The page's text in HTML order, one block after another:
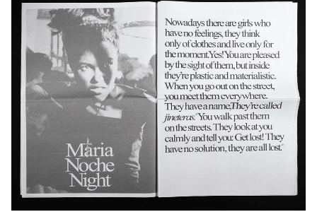
SDGs une réalité" visait à promouvoir des causes qui tenaient à
cœur à chaque groupe d'étudiant·es. Tous les projets étaient
composés d'au moins deux supports distincts, dont un support
principal et un secondaire. Les étudiant·es avaient la liberté de
choisir les médias les plus pertinents pour leurs projets, que ce
soit un site web, des publications, des affiches, une séquence
vidéo et même de la réalité virtuelle.